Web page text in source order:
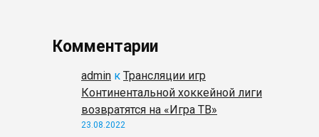
Комментарии
admin к Трансляции игр
Континентальной хоккейной лиги
возвратятся на «Игра ТВ»
23.08.2022